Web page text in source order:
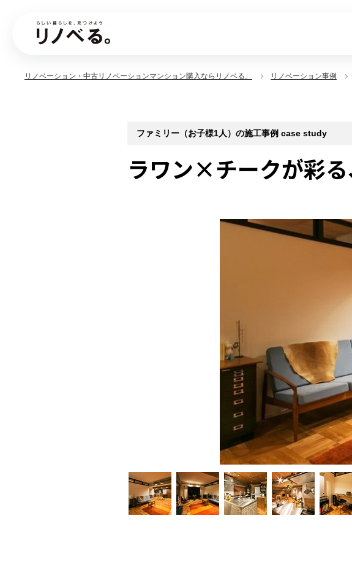
リノベーション・中古リノベーションマンション購入ならリノベる。 リノベーション事例
ファミリー（お子様1人）の施工事例 case study
ラワン×チークが彩